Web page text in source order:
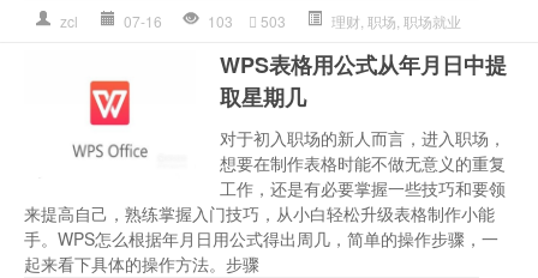
zcl 07-16 103 503 理财, 职场, 职场就业
WPS表格用公式从年月日中提
取星期几
对于初入职场的新人而言，进入职场，
想要在制作表格时能不做无意义的重复
工作，还是有必要掌握一些技巧和要领
来提高自己，熟练掌握入门技巧，从小白轻松升级表格制作小能
手。WPS怎么根据年月日用公式得出周几，简单的操作步骤，一
起来看下具体的操作方法。步骤